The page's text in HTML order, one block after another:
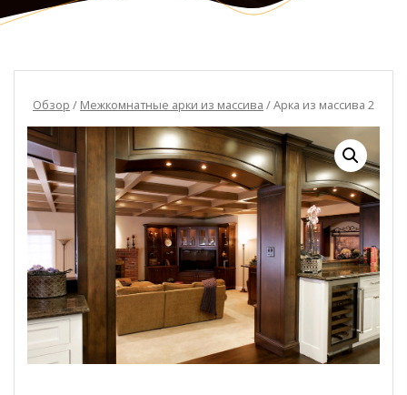
Обзор / Межкомнатные арки из массива / Арка из массива 2